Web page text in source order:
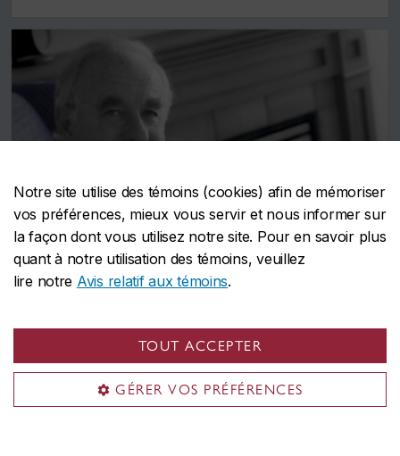
Notre site utilise des témoins (cookies) afin de mémoriser
vos préférences, mieux vous servir et nous informer sur
la façon dont vous utilisez notre site. Pour en savoir plus
quant à notre utilisation des témoins, veuillez
lire notre Avis relatif aux témoins.
TOUT ACCEPTER
GÉRER VOS PRÉFÉRENCES
James Stanford